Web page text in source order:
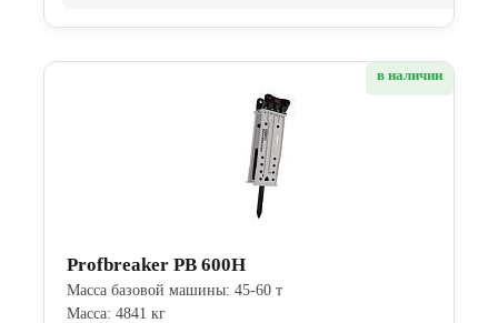
в наличии
Profbreaker PB 600H
Масса базовой машины: 45-60 т
Масса: 4841 кг